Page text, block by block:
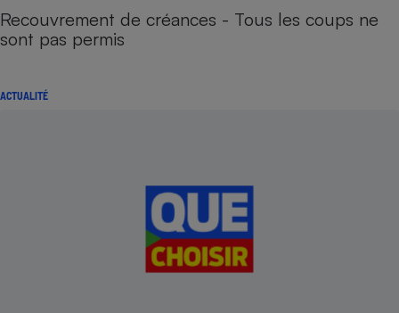
Recouvrement de créances - Tous les coups ne
sont pas permis
ACTUALITÉ